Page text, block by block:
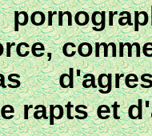
rapts et